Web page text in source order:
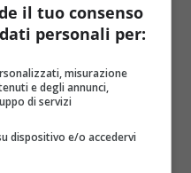
e uno di lana
per conferirgli
benefico, visto
che esso non si è
il tuo consenso
personali per:
misurazione
e degli annunci,
di servizi
dispositivo e/o accedervi